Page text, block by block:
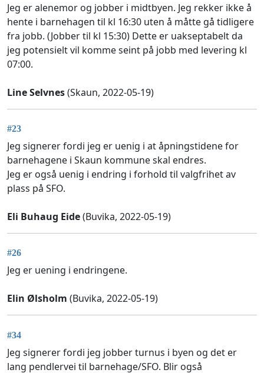
Jeg er alenemor og jobber i midtbyen. Jeg rekker ikke å
hente i barnehagen til kl 16:30 uten å måtte gå tidligere
fra jobb. (Jobber til kl 15:30) Dette er uakseptabelt da
jeg potensielt vil komme seint på jobb med levering kl
07:00.
Line Selvnes(Skaun, 2022-05-19)
#23
Jeg signerer fordi jeg er uenig i at åpningstidene for
barnehagene i Skaun kommune skal endres.
Jeg er også uenig i endring i forhold til valgfrihet av
plass på SFO.
Eli Buhaug Eide(Buvika, 2022-05-19)
#26
Jeg er uening i endringene.
Elin Ølsholm (Buvika, 2022-05-19)
#34
Jeg signerer fordi jeg jobber turnus i byen og det er
lang pendlervei til barnehage/SFO. Blir også